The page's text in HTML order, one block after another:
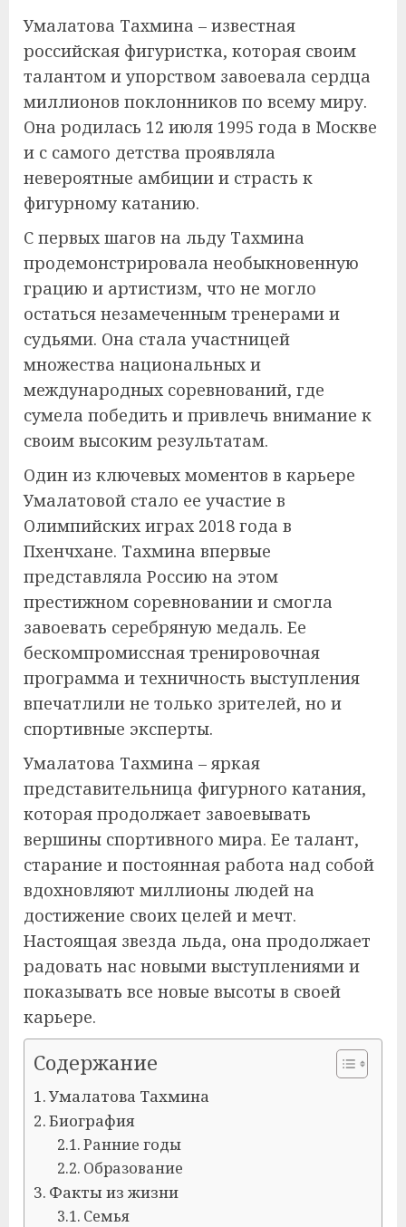
Умалатова Тахмина – известная
российская фигуристка, которая своим
талантом и упорством завоевала сердца
миллионов поклонников по всему миру.
Она родилась 12 июля 1995 года в Москве
и с самого детства проявляла
невероятные амбиции и страсть к
фигурному катанию.
С первых шагов на льду Тахмина
продемонстрировала необыкновенную
грацию и артистизм, что не могло
остаться незамеченным тренерами и
судьями. Она стала участницей
множества национальных и
международных соревнований, где
сумела победить и привлечь внимание к
своим высоким результатам.
Один из ключевых моментов в карьере
Умалатовой стало ее участие в
Олимпийских играх 2018 года в
Пхенчхане. Тахмина впервые
представляла Россию на этом
престижном соревновании и смогла
завоевать серебряную медаль. Ее
бескомпромиссная тренировочная
программа и техничность выступления
впечатлили не только зрителей, но и
спортивные эксперты.
Умалатова Тахмина – яркая
представительница фигурного катания,
которая продолжает завоевывать
вершины спортивного мира. Ее талант,
старание и постоянная работа над собой
вдохновляют миллионы людей на
достижение своих целей и мечт.
Настоящая звезда льда, она продолжает
радовать нас новыми выступлениями и
показывать все новые высоты в своей
карьере.
Содержание
Умалатова Тахмина
Биография
Ранние годы
Образование
Факты из жизни
Семья